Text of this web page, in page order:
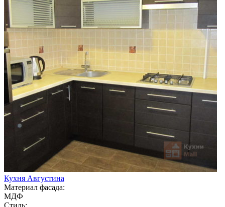
Кухня Августина
Материал фасада:
МДФ
Стиль: